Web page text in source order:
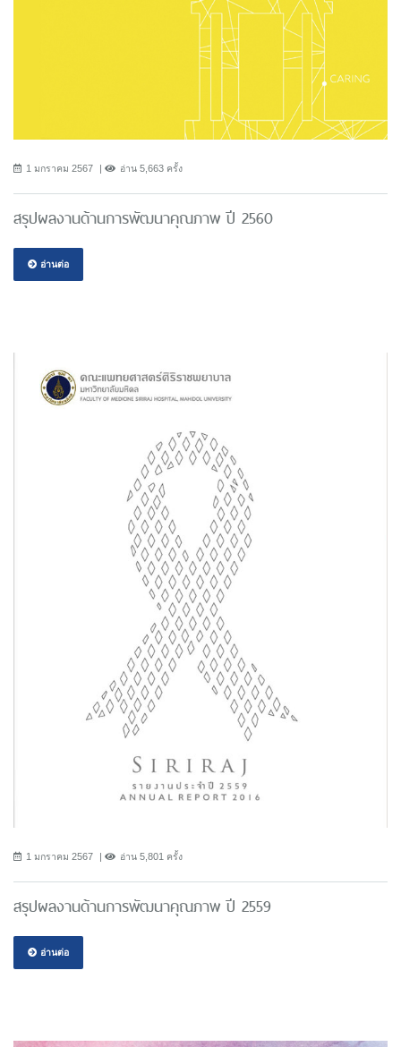
1 มกราคม 2567 อ่าน 5,663 ครั้ง
สรุปผลงานด้านการพัฒนาคุณภาพ ปี 2560
อ่านต่อ
1 มกราคม 2567 อ่าน 5,801 ครั้ง
สรุปผลงานด้านการพัฒนาคุณภาพ ปี 2559
อ่านต่อ